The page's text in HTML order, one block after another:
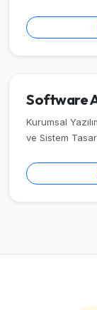
Software
Kurumsal
ve Sistem